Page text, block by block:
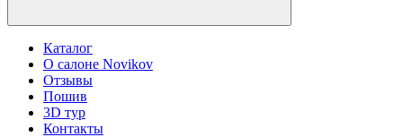
Каталог
О салоне Novikov
Отзывы
Пошив
3D тур
Контакты